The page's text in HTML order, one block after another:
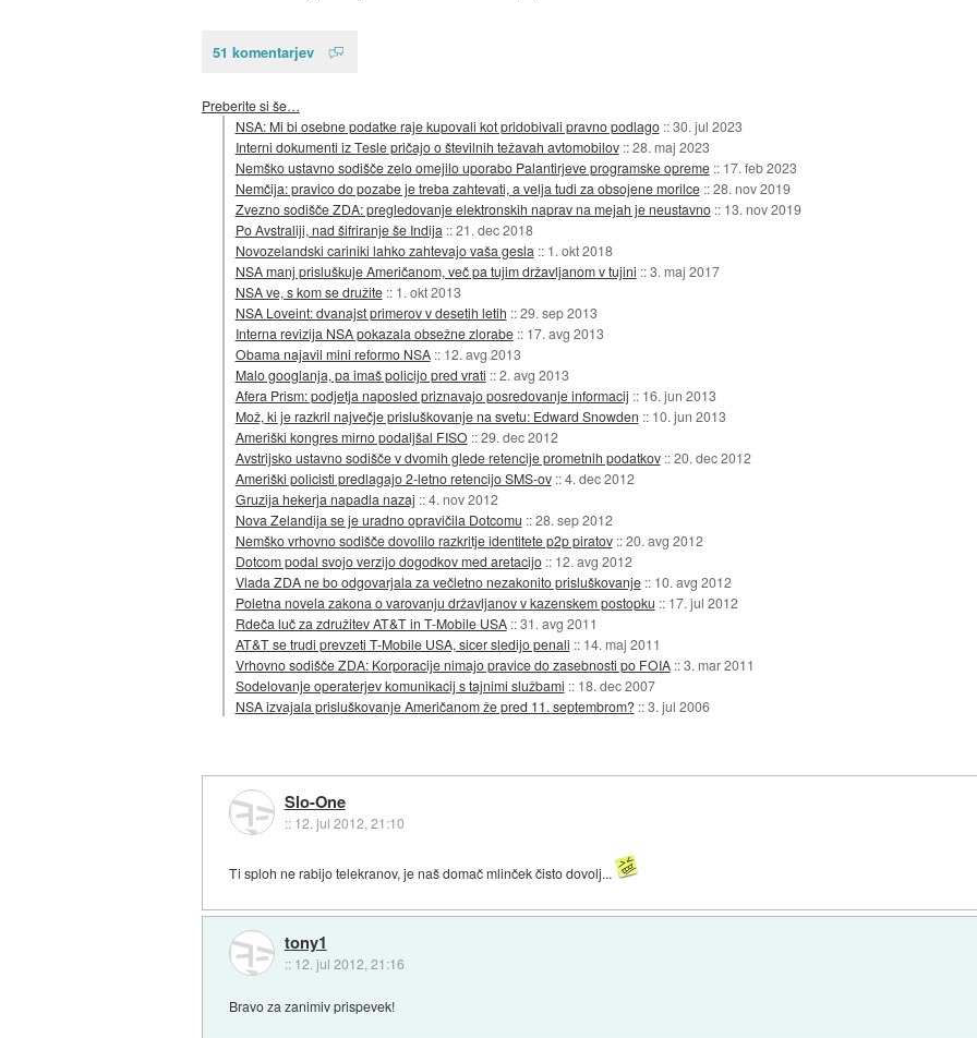
51 komentarjev
Preberite si še…
NSA: Mi bi osebne podatke raje kupovali kot pridobivali pravno podlago ::30. jul 2023
Interni dokumenti iz Tesle pričajo o številnih težavah avtomobilov ::28. maj 2023
Nemško ustavno sodišče zelo omejilo uporabo Palantirjeve programske opreme :: 17. feb 2023
Nemčija: pravico do pozabe je treba zahtevati, a velja tudi za obsojene morilce ::28. nov 2019
Zvezno sodišče ZDA: pregledovanje elektronskih naprav na mejah je neustavno :: 13. nov 2019
Po Avstraliji, nad šifriranje še Indija ::21. dec 2018
Novozelandski cariniki lahko zahtevajo vaša gesla :: 1. okt 2018
NSA manj prisluškuje Američanom, več pa tujim državljanom v tujini ::3. maj 2017
NSA ve, s kom se družite :: 1. okt 2013
NSA Loveint: dvanajst primerov v desetih letih ::29. sep 2013
Interna revizija NSA pokazala obsežne zlorabe :: 17. avg 2013
Obama najavil mini reformo NSA :: 12. avg 2013
Malo googlanja, pa imaš policijo pred vrati ::2. avg 2013
Afera Prism: podjetja naposled priznavajo posredovanje informacij :: 16. jun 2013
Mož, ki je razkril največje prisluškovanje na svetu: Edward Snowden :: 10. jun 2013
Ameriški kongres mirno podaljšal FISO ::29. dec 2012
Avstrijsko ustavno sodišče v dvomih glede retencije prometnih podatkov ::20. dec 2012
Ameriški policisti predlagajo 2-letno retencijo SMS-ov ::4. dec 2012
Gruzija hekerja napadla nazaj ::4. nov 2012
Nova Zelandija se je uradno opravičila Dotcomu ::28. sep 2012
Nemško vrhovno sodišče dovolilo razkritje identitete p2p piratov ::20. avg 2012
Dotcom podal svojo verzijo dogodkov med aretacijo :: 12. avg 2012
Vlada ZDA ne bo odgovarjala za večletno nezakonito prisluškovanje :: 10. avg 2012
Poletna novela zakona o varovanju državljanov v kazenskem postopku :: 17. jul 2012
Rdeča luč za združitev AT&T in T-Mobile USA ::31. avg 2011
AT&T se trudi prevzeti T-Mobile USA, sicer sledijo penali :: 14. maj 2011
Vrhovno sodišče ZDA: Korporacije nimajo pravice do zasebnosti po FOIA ::3. mar 2011
Sodelovanje operaterjev komunikacij s tajnimi službami :: 18. dec 2007
NSA izvajala prisluškovanje Američanom že pred 11. septembrom? ::3. jul 2006
Slo-One
:: 12. jul 2012, 21:10
Ti sploh ne rabijo telekranov, je naš domač mlinček čisto dovolj...
tony1
:: 12. jul 2012, 21:16
Bravo za zanimiv prispevek!